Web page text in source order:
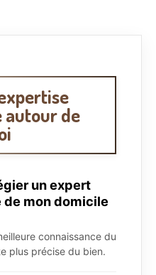
autour de
un expert
mon domicile
connaissance du
plus précise du bien.